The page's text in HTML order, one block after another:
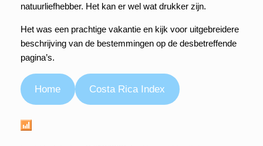
natuurliefhebber. Het kan er wel wat drukker zijn.
Het was een prachtige vakantie en kijk voor uitgebreidere
beschrijving van de bestemmingen op de desbetreffende
pagina’s.
Home Costa Rica Index